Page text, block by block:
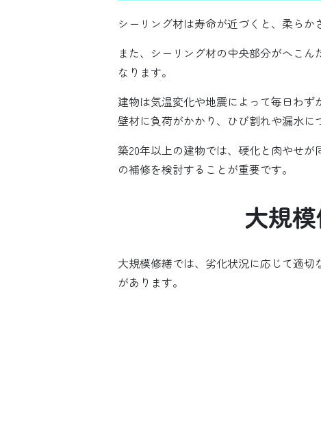
シーリング材は寿命が近づくと、柔ら
また、シーリング材の中央部分がへこ
なります。
建物は気温変化や地震によって毎日わ
壁材に負荷がかかり、ひび割れや漏水に
築20年以上の建物では、硬化と肉やせ
の補修を検討することが重要です。
大規
大規模修繕では、劣化状況に応じて適
があります。